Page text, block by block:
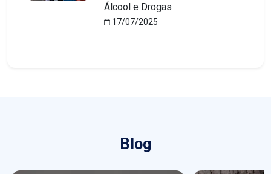
Álcool e Drogas
17/07/2025
Blog